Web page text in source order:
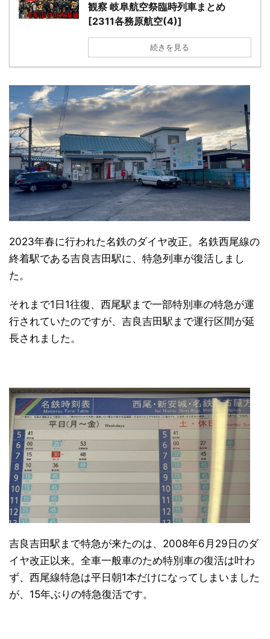
観察 岐阜航空祭臨時列車まとめ
[2311各務原航空(4)]
続きを見る
2023年春に行われた名鉄のダイヤ改正。名鉄西尾線の
終着駅である吉良吉田駅に、特急列車が復活しまし
た。
それまで1日1往復、西尾駅まで一部特別車の特急が運
行されていたのですが、吉良吉田駅まで運行区間が延
長されました。
吉良吉田駅まで特急が来たのは、2008年6月29日のダ
イヤ改正以来。全車一般車のため特別車の復活は叶わ
ず、西尾線特急は平日朝1本だけになってしまいました
が、15年ぶりの特急復活です。